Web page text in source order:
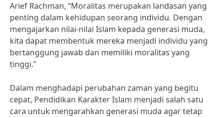
Arief Rachman, “Moralitas merupakan landasan yang
penting dalam kehidupan seorang individu. Dengan
mengajarkan nilai-nilai Islam kepada generasi muda,
kita dapat membentuk mereka menjadi individu yang
bertanggung jawab dan memiliki moralitas yang
tinggi.”
Dalam menghadapi perubahan zaman yang begitu
cepat, Pendidikan Karakter Islam menjadi salah satu
cara untuk mengarahkan generasi muda agar tetap